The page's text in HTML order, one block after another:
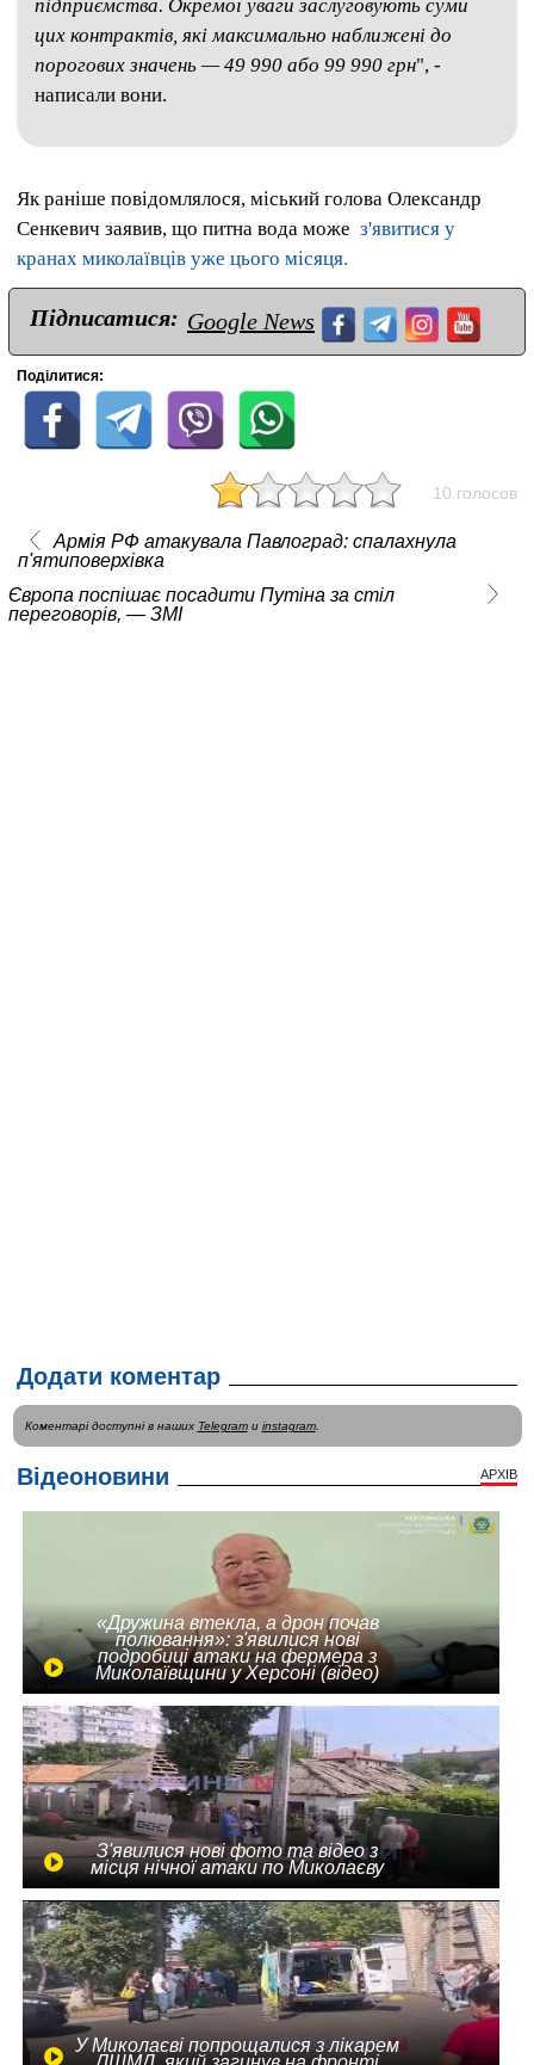
підприємства. Окремої уваги заслуговують суми
цих контрактів, які максимально наближені до
порогових значень — 49 990 або 99 990 грн", -
написали вони.
Як раніше повідомлялося, міський голова Олександр
Сенкевич заявив, що питна вода може з'явитися у
кранах миколаївців уже цього місяця.
Підписатися: Google News
Поділитися:
10 голосов
Армія РФ атакувала Павлоград: спалахнула
п'ятиповерхівка
Європа поспішає посадити Путіна за стіл
переговорів, — ЗМІ
Додати коментар
Коментарі доступні в наших Telegramи instagram.
Відеоновини АРХІВ
«Дружина втекла, а дрон почав
полювання»: з'явилися нові
подробиці атаки на фермера з
Миколаївщини у Херсоні (відео)
З'явилися нові фото та відео з
місця нічної атаки по Миколаєву
У Миколаєві попрощалися з лікарем